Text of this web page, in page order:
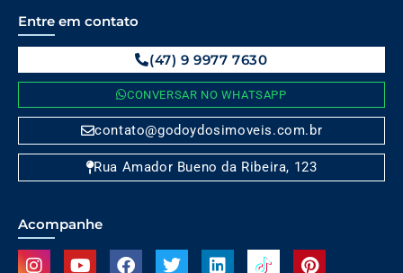
Entre em contato
(47) 9 9977 7630
CONVERSAR NO WHATSAPP
contato@godoydosimoveis.com.br
Rua Amador Bueno da Ribeira, 123
Acompanhe